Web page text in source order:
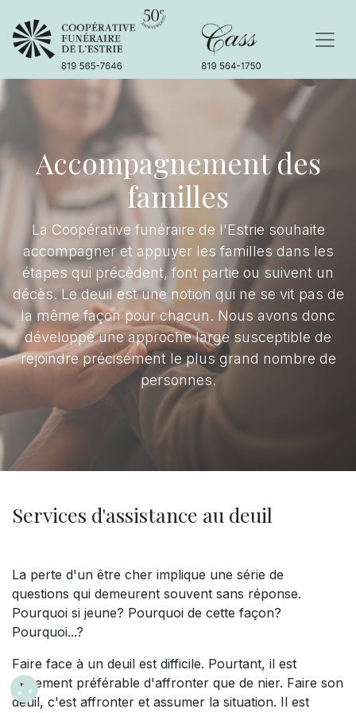
Accompagnement des
familles
La Coopérative funéraire de l'Estrie souhaite
accompagner et appuyer les familles dans les
étapes qui précèdent, font partie ou suivent un
décès. Le deuil est une notion qui ne se vit pas de
la même façon pour chacun. Nous avons donc
développé une approche large susceptible de
rejoindre précisément le plus grand nombre de
personnes.
Services d'assistance au deuil
La perte d'un être cher implique une série de
questions qui demeurent souvent sans réponse.
Pourquoi si jeune? Pourquoi de cette façon?
Pourquoi...?
Faire face à un deuil est difficile. Pourtant, il est
nettement préférable d'affronter que de nier. Faire son
deuil, c'est affronter et assumer la situation. Il est